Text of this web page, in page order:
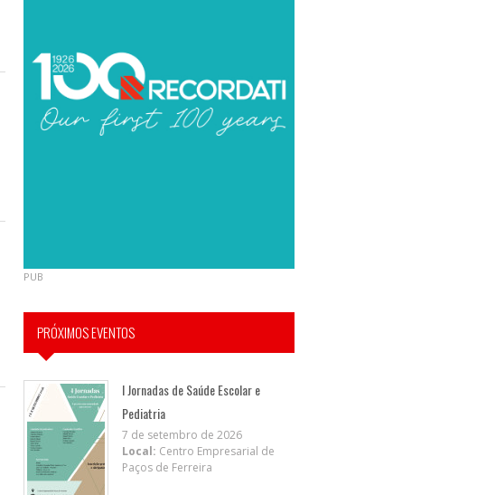
PUB
PRÓXIMOS EVENTOS
I Jornadas de Saúde Escolar e
Pediatria
7 de setembro de 2026
Local: Centro Empresarial de
Paços de Ferreira